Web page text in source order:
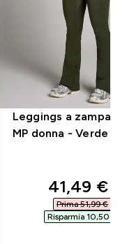
Leggings a zampa
MP donna - Verde
41,49 €‎
Prima 51,99 €‎
Risparmia 10,50 €‎